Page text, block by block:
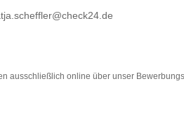
ausschließlich online über unser